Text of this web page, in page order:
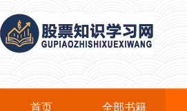
首页 全部书籍